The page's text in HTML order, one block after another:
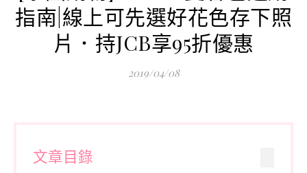
指南|線上可先選好花色存下照
片．持JCB享95折優惠
2019/04/08
文章目錄